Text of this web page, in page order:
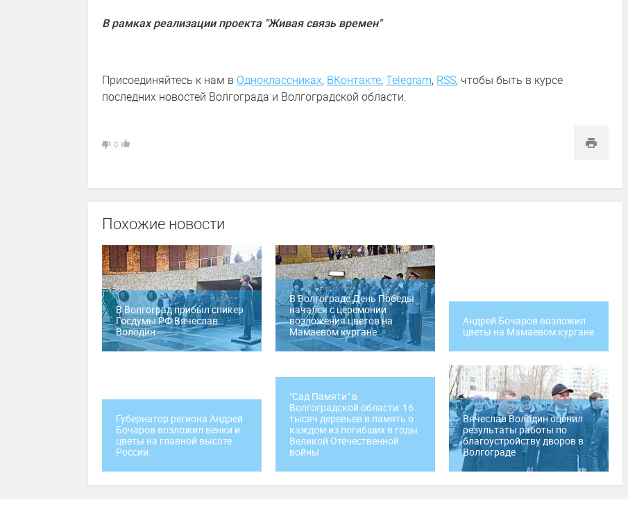
В рамках реализации проекта "Живая связь времен"
Присоединяйтесь к нам в Одноклассниках, ВКонтакте,Telegram, RSS, чтобы быть в курсе
последних новостей Волгограда и Волгоградской области.
0
Похожие новости
В Волгоград прибыл спикер
Госдумы РФ Вячеслав
Володин
В Волгограде День Победы
начался с церемонии
возложения цветов на
Мамаевом кургане
Андрей Бочаров возложил
цветы на Мамаевом кургане
Губернатор региона Андрей
Бочаров возложил венки и
цветы на главной высоте
России.
"Сад Памяти" в
Волгоградской области: 16
тысяч деревьев в память о
каждом из погибших в годы
Великой Отечественной
войны.
Вячеслав Володин оценил
результаты работы по
благоустройству дворов в
Волгограде